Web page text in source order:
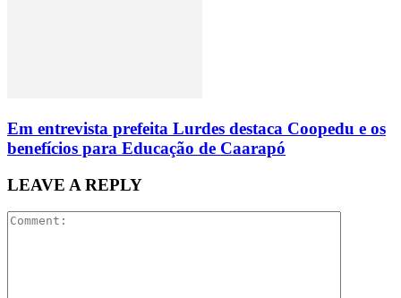
Em entrevista prefeita Lurdes destaca Coopedu e os
benefícios para Educação de Caarapó
LEAVE A REPLY